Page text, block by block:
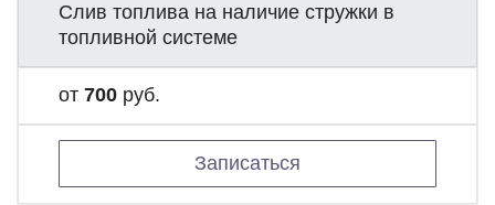
Слив топлива на наличие стружки в
топливной системе
от 700 руб.
Записаться